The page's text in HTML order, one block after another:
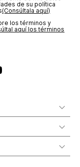
de su política
(Consúltala aquí)
los términos y
aquí los términos